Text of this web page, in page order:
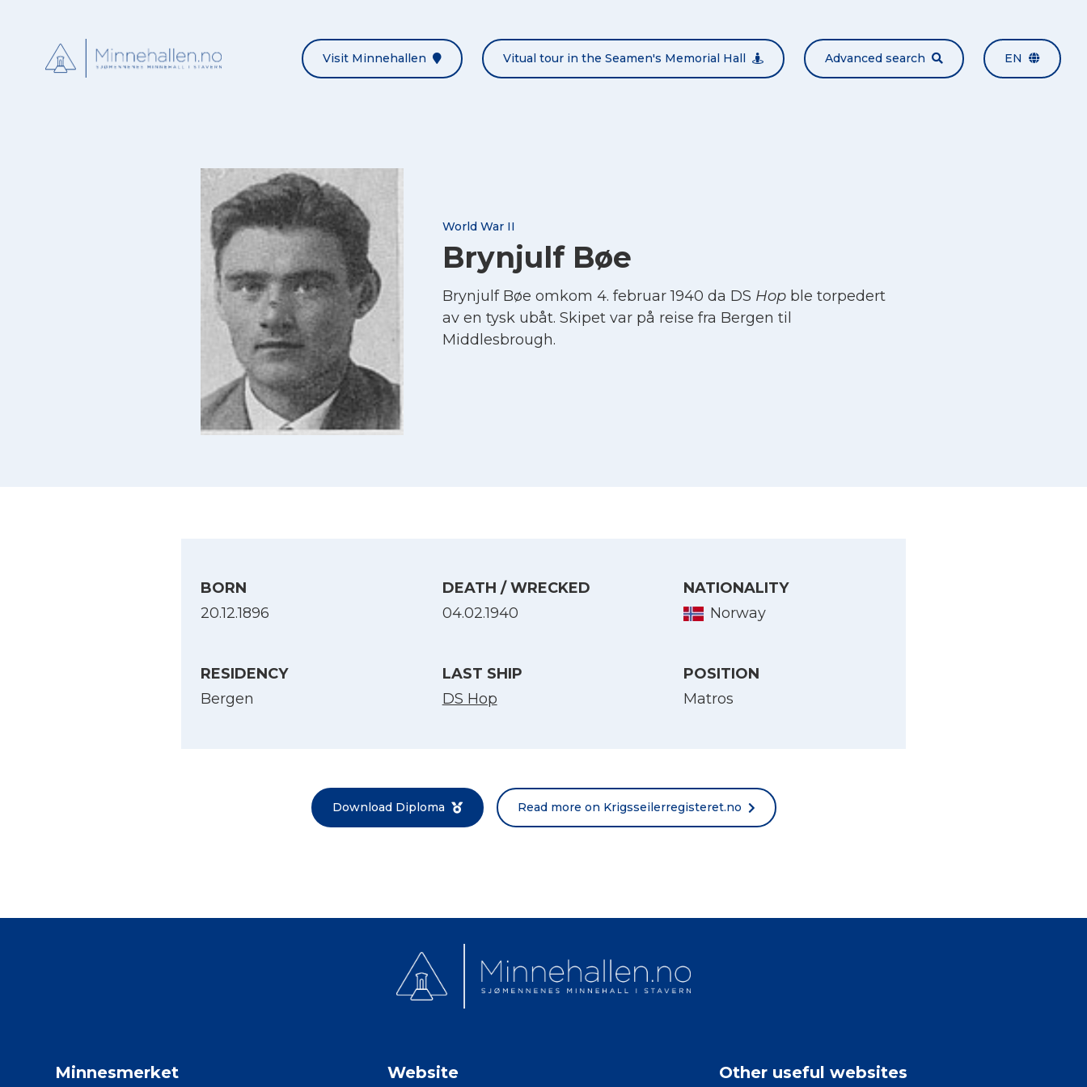
Visit Minnehallen Vitual tour in the Seamen's Memorial Hall Advanced search EN
World War II
Brynjulf Bøe
Brynjulf Bøe omkom 4. februar 1940 da DS Hopble torpedert
av en tysk ubåt. Skipet var på reise fra Bergen til
Middlesbrough.
BORN
20.12.1896
DEATH / WRECKED
04.02.1940
NATIONALITY
Norway
RESIDENCY
Bergen
LAST SHIP
DS Hop
POSITION
Matros
Download Diploma Read more on Krigsseilerregisteret.no
Minnesmerket Website Other useful websites
Select Language
English